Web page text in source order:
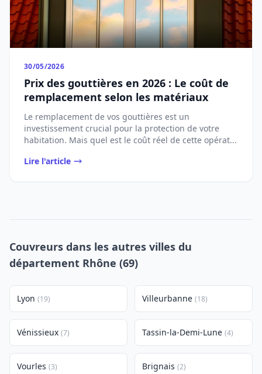
30/05/2026
Prix des gouttières en 2026 : Le coût de
remplacement selon les matériaux
Le remplacement de vos gouttières est un
investissement crucial pour la protection de votre
habitation. Mais quel est le coût réel de cette opérat...
Lire l'article
Couvreurs dans les autres villes du
département Rhône (69)
Lyon (19) Villeurbanne (18)
Vénissieux (7) Tassin-la-Demi-Lune (4)
Vourles (3) Brignais (2)